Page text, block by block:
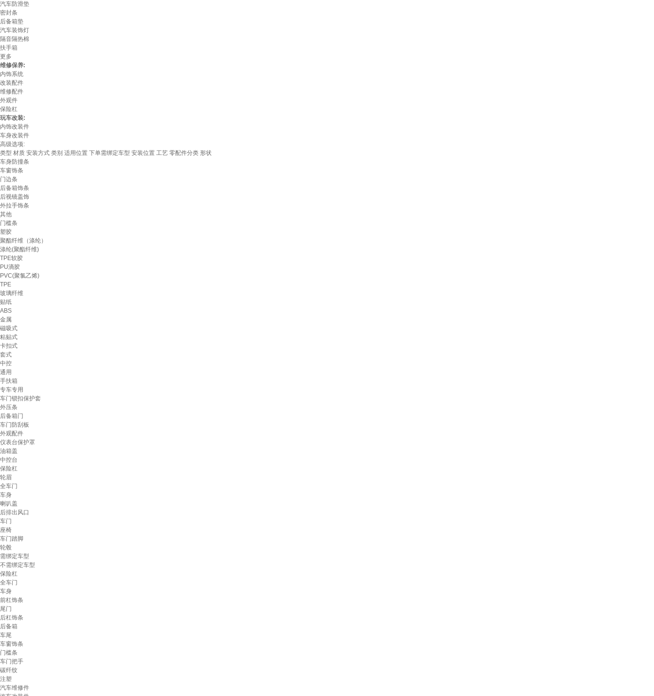
汽车防滑垫
密封条
后备箱垫
汽车装饰灯
隔音隔热棉
扶手箱
更多
维修保养:
内饰系统
改装配件
维修配件
外观件
保险杠
玩车改装:
内饰改装件
车身改装件
高级选项:
类型 材质 安装方式 类别 适用位置 下单需绑定车型 安装位置 工艺 零配件分类 形状
车身防撞条
车窗饰条
门边条
后备箱饰条
后视镜盖饰
外拉手饰条
其他
门槛条
塑胶
聚酯纤维（涤纶）
涤纶(聚酯纤维)
TPE软胶
PU滴胶
PVC(聚氯乙烯)
TPE
玻璃纤维
贴纸
ABS
金属
磁吸式
粘贴式
卡扣式
套式
中控
通用
手扶箱
专车专用
车门锁扣保护套
外压条
后备箱门
车门防刮板
外观配件
仪表台保护罩
油箱盖
中控台
保险杠
轮眉
全车门
车身
喇叭盖
后排出风口
车门
座椅
车门踏脚
轮毂
需绑定车型
不需绑定车型
保险杠
全车门
车身
前杠饰条
尾门
后杠饰条
后备箱
车尾
车窗饰条
门槛条
车门把手
碳纤纹
注塑
汽车维修件